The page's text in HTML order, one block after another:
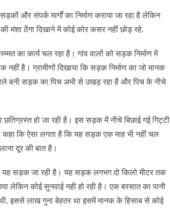
और संपर्क मार्गों का निर्माण कराया जा रहा है लेकिन
मंशा ठेंगा दिखाने में कोई कोर कसर नहीं छोड़ रहे.
का कार्य चल रहा है। गांव वालों को सड़क निर्माण में
नहीं है। ग्रामीणों दिखाया कि सड़क निर्माण का जो मानक
बनी सड़क का पिच अभी से उखड़ रहा है और पिच के नीचे
हो जा रही है। इस सड़क में नीचे बिछाई गई गिट्टी
कि ऐसा लगता है कि यह सड़क एक माह भी नहीं चल
दूर की बात है।
यह सड़क जा रही है। यह सड़क लगभग दो किलो मीटर तक
लेकिन कोई सुनवाई नही हो रही है। एक बरसात का पानी
इससे लाख गुना बेहतर था‌ इसमें मानक के हिसाब से कोई